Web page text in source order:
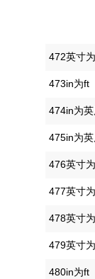
472英寸
473in为ft
474in为英
475in为英
476英寸
477英寸
478英寸
479英寸
480in为ft